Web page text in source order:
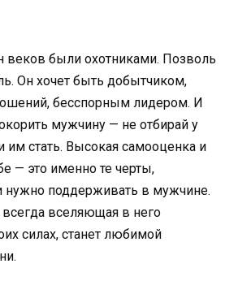
были охотниками. Позволь
Он хочет быть добытчиком,
бесспорным лидером. И
мужчину — не отбирай у
им стать. Высокая самооценка и
— это именно те черты,
нужно поддерживать в мужчине.
вселяющая в него
силах, станет любимой